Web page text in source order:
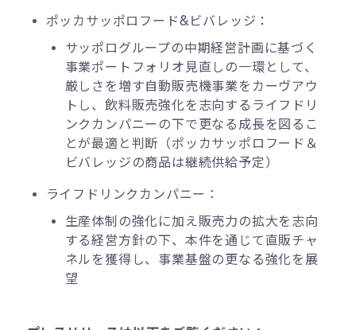
ポッカサッポロフード&ビバレッジ：
サッポログループの中期経営計画に基づく
事業ポートフォリオ見直しの一環として、
厳しさを増す自動販売機事業をカーヴアウ
トし、飲料販売強化を志向するライフドリ
ンクカンパニーの下で更なる成長を図るこ
とが最適と判断（ポッカサッポロフード＆
ビバレッジの商品は継続供給予定）
ライフドリンクカンパニー：
生産体制の強化に加え販売力の拡大を志向
する経営方針の下、本件を通じて直販チャ
ネルを獲得し、事業基盤の更なる強化を展
望